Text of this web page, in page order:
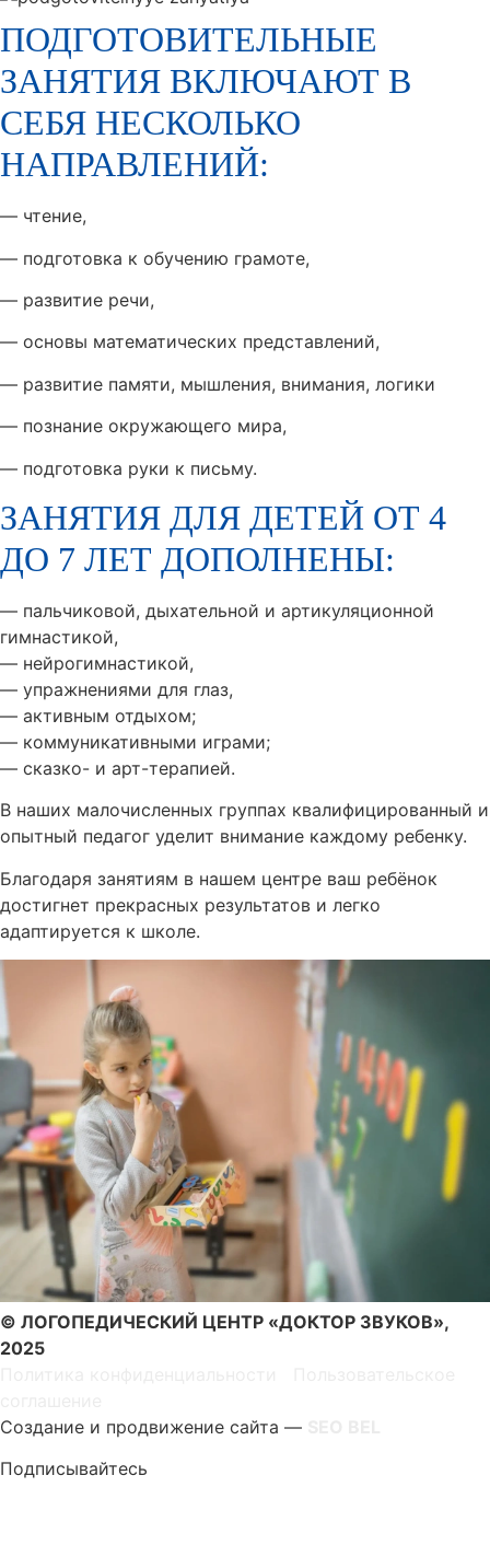
ПОДГОТОВИТЕЛЬНЫЕ
ЗАНЯТИЯ ВКЛЮЧАЮТ В
СЕБЯ НЕСКОЛЬКО
НАПРАВЛЕНИЙ:
— чтение,
— подготовка к обучению грамоте,
— развитие речи,
— основы математических представлений,
— развитие памяти, мышления, внимания, логики
— познание окружающего мира,
— подготовка руки к письму.
ЗАНЯТИЯ ДЛЯ ДЕТЕЙ ОТ 4
ДО 7 ЛЕТ ДОПОЛНЕНЫ:
— пальчиковой, дыхательной и артикуляционной
гимнастикой,
— нейрогимнастикой,
— упражнениями для глаз,
— активным отдыхом;
— коммуникативными играми;
— сказко- и арт-терапией.
В наших малочисленных группах квалифицированный и
опытный педагог уделит внимание каждому ребенку.
Благодаря занятиям в нашем центре ваш ребёнок
достигнет прекрасных результатов и легко
адаптируется к школе.
© ЛОГОПЕДИЧЕСКИЙ ЦЕНТР «ДОКТОР ЗВУКОВ»,
2025
Создание и продвижение сайта —
Подписывайтесь